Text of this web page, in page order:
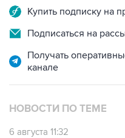
Купить подписку на
Подписаться на
Получать
канале
НОВОСТИ ПО ТЕМЕ
6 августа 11:32